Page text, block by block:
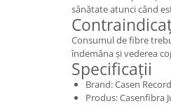
sănătate atunci când
Consumul de fibre
îndemâna și vederea
Specificații
Brand: Casen
Produs: Casenfibra